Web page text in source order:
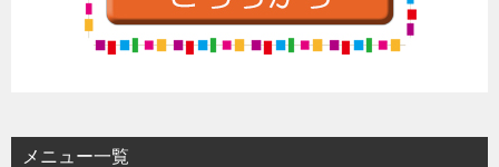
メニュー一覧